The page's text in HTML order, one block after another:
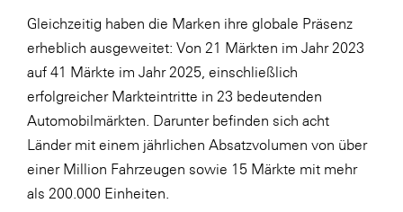
Gleichzeitig haben die Marken ihre globale Präsenz
erheblich ausgeweitet: Von 21 Märkten im Jahr 2023
auf 41 Märkte im Jahr 2025, einschließlich
erfolgreicher Markteintritte in 23 bedeutenden
Automobilmärkten. Darunter befinden sich acht
Länder mit einem jährlichen Absatzvolumen von über
einer Million Fahrzeugen sowie 15 Märkte mit mehr
als 200.000 Einheiten.